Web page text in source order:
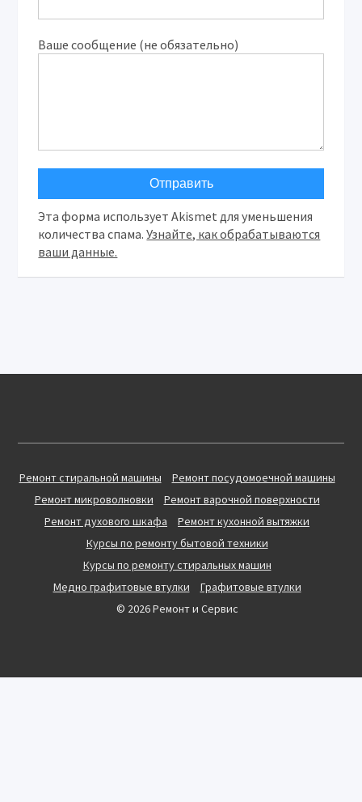
Ваше сообщение (не обязательно)
Эта форма использует Akismet для уменьшения
количества спама.Узнайте, как обрабатываются
ваши данные.
Ремонт стиральной машины
Ремонт посудомоечной машины
Ремонт микроволновки
Ремонт варочной поверхности
Ремонт духового шкафа
Ремонт кухонной вытяжки
Курсы по ремонту бытовой техники
Курсы по ремонту стиральных машин
Медно графитовые втулки
Графитовые втулки
© 2026 Ремонт и Сервис